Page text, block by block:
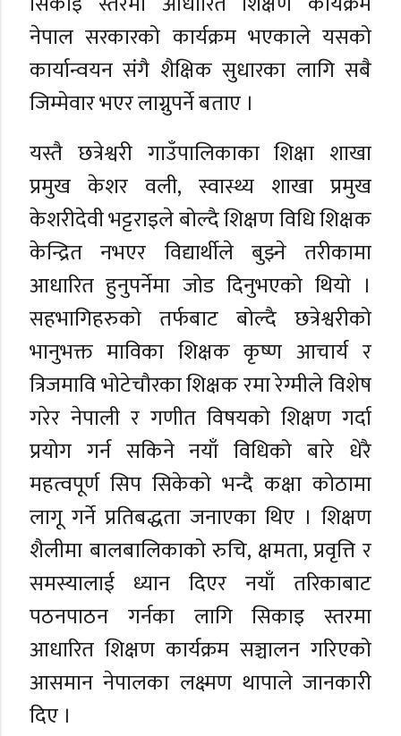
नेपाल सरकारको कार्यक्रम भएकाले यसको
कार्यान्वयन संगै शैक्षिक सुधारका लागि सबै
जिम्मेवार भएर लाग्नुपर्ने बताए ।
यस्तै छत्रेश्वरी गाउँपालिकाका शिक्षा शाखा
प्रमुख केशर वली, स्वास्थ्य शाखा प्रमुख
केशरीदेवी भट्टराइले बोल्दै शिक्षण विधि शिक्षक
केन्द्रित नभएर विद्यार्थीले बुझ्ने तरीकामा
आधारित हुनुपर्नेमा जोड दिनुभएको थियो ।
सहभागिहरुको तर्फबाट बोल्दै छत्रेश्वरीको
भानुभक्त माविका शिक्षक कृष्ण आचार्य र
त्रिजमावि भोटेचौरका शिक्षक रमा रेग्मीले विशेष
गरेर नेपाली र गणीत विषयको शिक्षण गर्दा
प्रयोग गर्न सकिने नयाँ विधिको बारे धेरै
महत्वपूर्ण सिप सिकेको भन्दै कक्षा कोठामा
लागू गर्ने प्रतिबद्धता जनाएका थिए । शिक्षण
शैलीमा बालबालिकाको रुचि, क्षमता, प्रवृत्ति र
समस्यालाई ध्यान दिएर नयाँ तरिकाबाट
पठनपाठन गर्नका लागि सिकाइ स्तरमा
आधारित शिक्षण कार्यक्रम सञ्चालन गरिएको
आसमान नेपालका लक्ष्मण थापाले जानकारी
दिए ।